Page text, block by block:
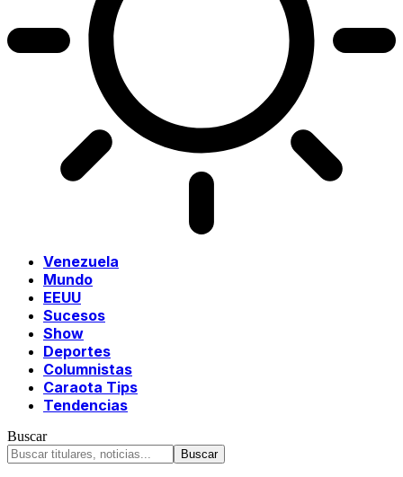
Venezuela
Mundo
EEUU
Sucesos
Show
Deportes
Columnistas
Caraota Tips
Tendencias
Buscar